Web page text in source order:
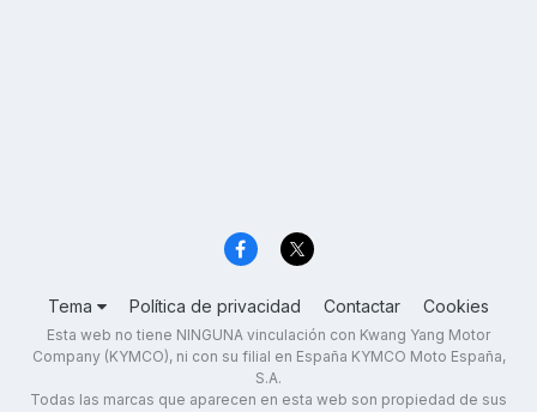
Tema Política de privacidad Contactar Cookies
Esta web no tiene NINGUNA vinculación con Kwang Yang Motor
Company (KYMCO), ni con su filial en España KYMCO Moto España,
S.A.
Todas las marcas que aparecen en esta web son propiedad de sus